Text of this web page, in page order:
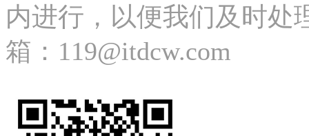
内进行，以便我们及时处
箱：119@itdcw.com